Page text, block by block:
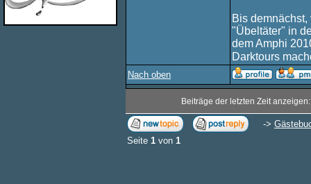
Bis
"Übeltäter" in
dem Amphi
Darktours
Nach oben
Beiträge der letzten Zeit
->
Seite 1 von 1